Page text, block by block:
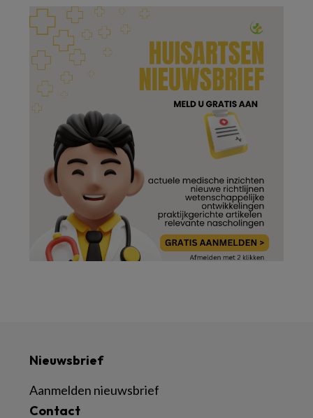
Nieuwsbrief
Aanmelden nieuwsbrief
Contact